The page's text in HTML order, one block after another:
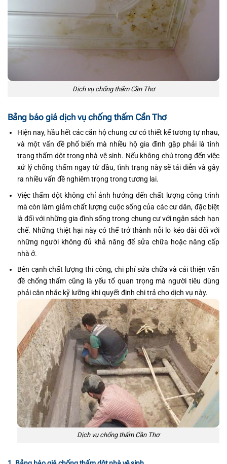
Dịch vụ chống thấm Cần Thơ
Bảng báo giá dịch vụ chống thấm Cần Thơ
Hiện nay, hầu hết các căn hộ chung cư có thiết kế tương tự nhau,
và một vấn đề phổ biến mà nhiều hộ gia đình gặp phải là tình
trạng thấm dột trong nhà vệ sinh. Nếu không chú trọng đến việc
xử lý chống thấm ngay từ đầu, tình trạng này sẽ tái diễn và gây
ra nhiều vấn đề nghiêm trọng trong tương lai.
Việc thấm dột không chỉ ảnh hưởng đến chất lượng công trình
mà còn làm giảm chất lượng cuộc sống của các cư dân, đặc biệt
là đối với những gia đình sống trong chung cư với ngân sách hạn
chế. Những thiệt hại này có thể trở thành nỗi lo kéo dài đối với
những người không đủ khả năng để sửa chữa hoặc nâng cấp
nhà ở.
Bên cạnh chất lượng thi công, chi phí sửa chữa và cải thiện vấn
đề chống thấm cũng là yếu tố quan trọng mà người tiêu dùng
phải cân nhắc kỹ lưỡng khi quyết định chi trả cho dịch vụ này.
Dịch vụ chống thấm Cần Thơ